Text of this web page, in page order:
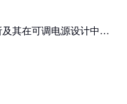
其在可调电源设计中的